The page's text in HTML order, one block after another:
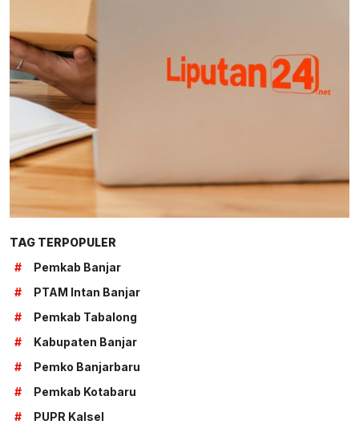
TAG TERPOPULER
#
Pemkab Banjar
#
PTAM Intan Banjar
#
Pemkab Tabalong
#
Kabupaten Banjar
#
Pemko Banjarbaru
#
Pemkab Kotabaru
#
PUPR Kalsel